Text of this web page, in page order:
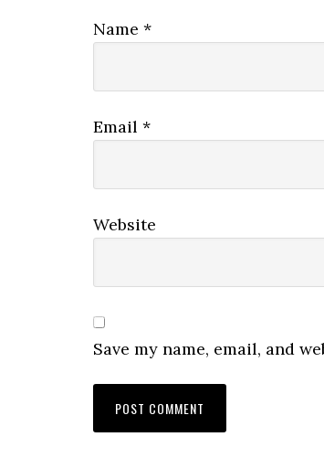
Name *
Email *
Website
Save my name, email, and